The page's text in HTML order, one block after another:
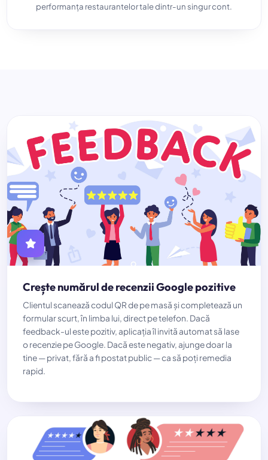
performanța restaurantelor tale dintr-un singur cont.
Crește numărul de recenzii Google pozitive
Clientul scanează codul QR de pe masă și completează un
formular scurt, în limba lui, direct pe telefon. Dacă
feedback-ul este pozitiv, aplicația îl invită automat să lase
o recenzie pe Google. Dacă este negativ, ajunge doar la
tine — privat, fără a fi postat public — ca să poți remedia
rapid.